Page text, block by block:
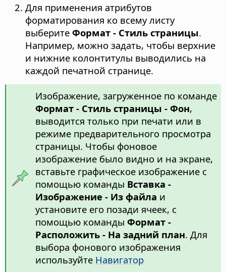
Для применения атрибутов
форматирования ко всему листу
выберите Формат - Стиль страницы.
Например, можно задать, чтобы верхние
и нижние колонтитулы выводились на
каждой печатной странице.
Изображение, загруженное по команде
Формат - Стиль страницы - Фон,
выводится только при печати или в
режиме предварительного просмотра
страницы. Чтобы фоновое
изображение было видно и на экране,
вставьте графическое изображение с
помощью команды Вставка -
Изображение - Из файла и
установите его позади ячеек, с
помощью команды Формат -
Расположить - На задний план. Для
выбора фонового изображения
используйте Навигатор